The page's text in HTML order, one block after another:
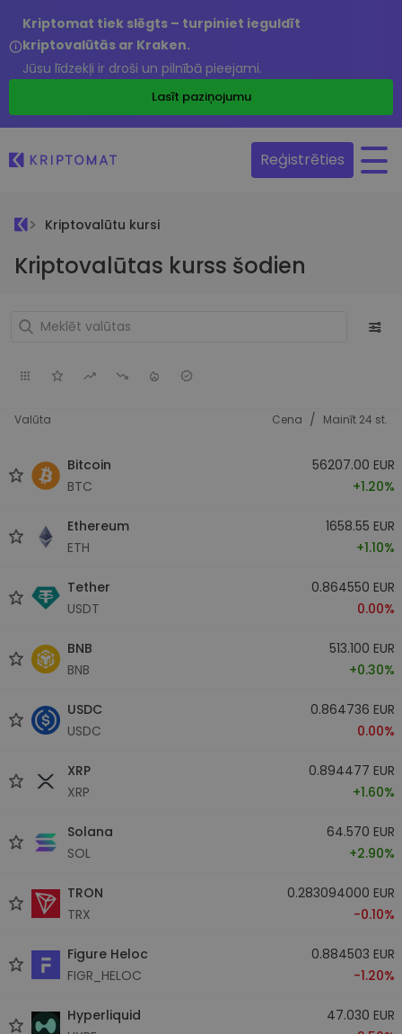
Kriptomat tiek slēgts – turpiniet ieguldīt
kriptovalūtās ar Kraken.
Jūsu līdzekļi ir droši un pilnībā pieejami.
Lasīt paziņojumu
Reģistrēties
Kriptovalūtu kursi
Kriptovalūtas kurss šodien
Valūta Cena / Mainīt 24 st.
Bitcoin
BTC
56207.00 EUR
+1.20%
Ethereum
ETH
1658.55 EUR
+1.10%
Tether
USDT
0.864550 EUR
0.00%
BNB
BNB
513.100 EUR
+0.30%
USDC
USDC
0.864736 EUR
0.00%
XRP
XRP
0.894477 EUR
+1.60%
Solana
SOL
64.570 EUR
+2.90%
TRON
TRX
0.283094000 EUR
-0.10%
Figure Heloc
FIGR_HELOC
0.884503 EUR
-1.20%
Hyperliquid
47.030 EUR